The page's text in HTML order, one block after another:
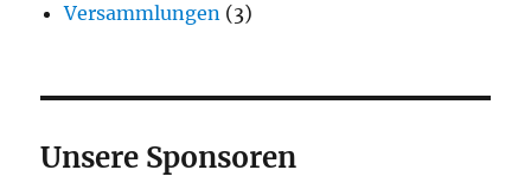
Versammlungen (3)
Unsere Sponsoren